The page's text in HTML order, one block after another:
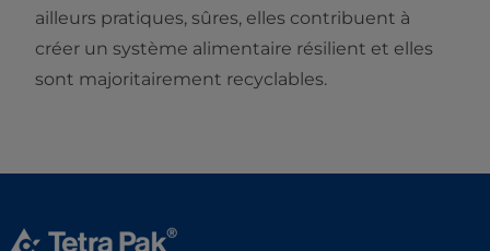
ailleurs pratiques, sûres, elles contribuent à
créer un système alimentaire résilient et elles
sont majoritairement recyclables.